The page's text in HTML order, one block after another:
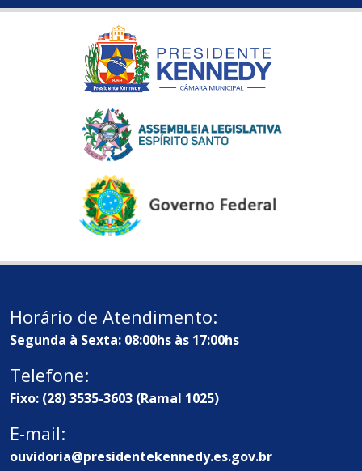
Horário de Atendimento:
Segunda à Sexta: 08:00hs às 17:00hs
Telefone:
Fixo: (28) 3535-3603 (Ramal 1025)
E-mail:
ouvidoria@presidentekennedy.es.gov.br